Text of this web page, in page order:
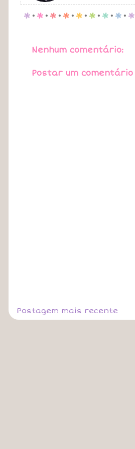
p . p . p . p . p . p . p . p . p
Nenhum comentário:
Postar um comentário
Postagem mais recente